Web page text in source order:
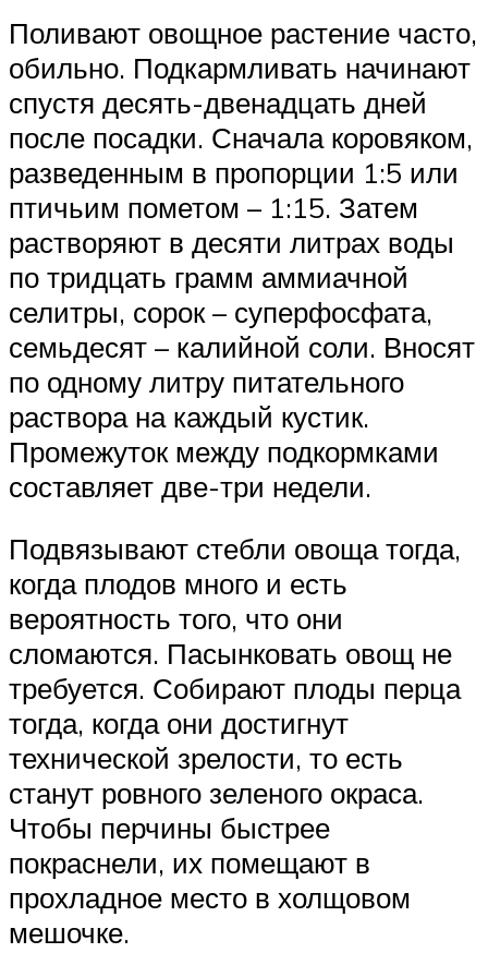
Поливают овощное растение часто,
обильно. Подкармливать начинают
спустя десять-двенадцать дней
после посадки. Сначала коровяком,
разведенным в пропорции 1:5 или
птичьим пометом – 1:15. Затем
растворяют в десяти литрах воды
по тридцать грамм аммиачной
селитры, сорок – суперфосфата,
семьдесят – калийной соли. Вносят
по одному литру питательного
раствора на каждый кустик.
Промежуток между подкормками
составляет две-три недели.
Подвязывают стебли овоща тогда,
когда плодов много и есть
вероятность того, что они
сломаются. Пасынковать овощ не
требуется. Собирают плоды перца
тогда, когда они достигнут
технической зрелости, то есть
станут ровного зеленого окраса.
Чтобы перчины быстрее
покраснели, их помещают в
прохладное место в холщовом
мешочке.